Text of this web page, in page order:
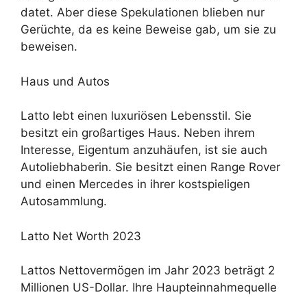
datet. Aber diese Spekulationen blieben nur
Gerüchte, da es keine Beweise gab, um sie zu
beweisen.
Haus und Autos
Latto lebt einen luxuriösen Lebensstil. Sie
besitzt ein großartiges Haus. Neben ihrem
Interesse, Eigentum anzuhäufen, ist sie auch
Autoliebhaberin. Sie besitzt einen Range Rover
und einen Mercedes in ihrer kostspieligen
Autosammlung.
Latto Net Worth 2023
Lattos Nettovermögen im Jahr 2023 beträgt 2
Millionen US-Dollar. Ihre Haupteinnahmequelle